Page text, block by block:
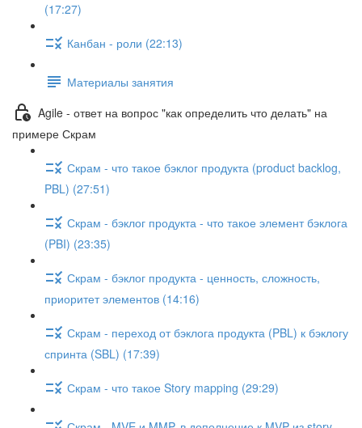
(17:27)
Канбан - роли (22:13)
Материалы занятия
Agile - ответ на вопрос "как определить что делать" на
примере Скрам
Скрам - что такое бэклог продукта (product backlog,
PBL) (27:51)
Скрам - бэклог продукта - что такое элемент бэклога
(PBI) (23:35)
Скрам - бэклог продукта - ценность, сложность,
приоритет элементов (14:16)
Скрам - переход от бэклога продукта (PBL) к бэклогу
спринта (SBL) (17:39)
Скрам - что такое Story mapping (29:29)